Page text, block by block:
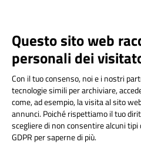
Dichiarazione di accessibilità
Seguici su:
Indirizzo: Via Frattini 11, Torino
Centralino: 011 3099128 Email:
Posta elettronica certificata (PEC):
Codice fiscale: 80090800014
Questo sito web
personali dei
Con il tuo consenso, noi e i nostri
tecnologie simili per archiviare,
come, ad esempio, la visita al sito
annunci. Poiché rispettiamo il tuo
scegliere di non consentire alcuni tipi
GDPR per saperne di più.